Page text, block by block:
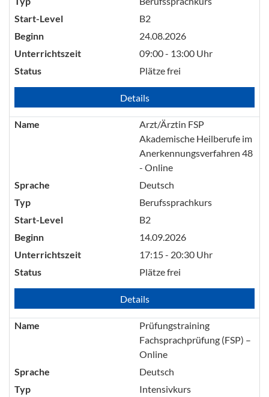
Start-Level
B2
Beginn
24.08.2026
Unterrichtszeit
09:00 - 13:00 Uhr
Status
Plätze frei
Details
Name
Arzt/Ärztin FSP
Akademische Heilberufe im
Anerkennungsverfahren 48
- Online
Sprache
Deutsch
Typ
Berufssprachkurs
Start-Level
B2
Beginn
14.09.2026
Unterrichtszeit
17:15 - 20:30 Uhr
Status
Plätze frei
Details
Name
Prüfungstraining
Fachsprachprüfung (FSP) –
Online
Sprache
Deutsch
Typ
Intensivkurs